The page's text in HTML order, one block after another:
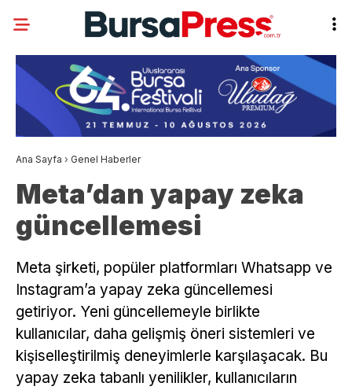
Ana Sayfa › Genel Haberler
Meta’dan yapay zeka
güncellemesi
Meta şirketi, popüler platformları Whatsapp ve
Instagram’a yapay zeka güncellemesi
getiriyor. Yeni güncellemeyle birlikte
kullanıcılar, daha gelişmiş öneri sistemleri ve
kişiselleştirilmiş deneyimlerle karşılaşacak. Bu
yapay zeka tabanlı yenilikler, kullanıcıların